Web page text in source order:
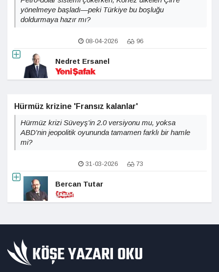
yönelmeye başladı—peki Türkiye bu boşluğu
doldurmaya hazır mı?
08-04-2026 96
Nedret Ersanel
Hürmüz krizine 'Fransız kalanlar'
Hürmüz krizi Süveyş'in 2.0 versiyonu mu, yoksa
ABD'nin jeopolitik oyununda tamamen farklı bir hamle
mi?
31-03-2026 73
Bercan Tutar